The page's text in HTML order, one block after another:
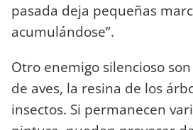
pasada deja pequeñas
acumulándose”.
Otro enemigo silencioso
de aves, la resina de los
insectos. Si permanecen